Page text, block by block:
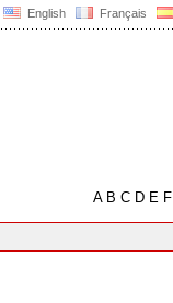
English Français
AB C D E F